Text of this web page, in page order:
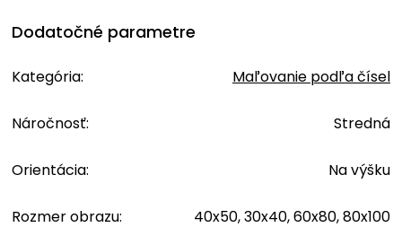
Dodatočné parametre
Kategória: Maľovanie podľa čísel
Náročnosť: Stredná
Orientácia: Na výšku
Rozmer obrazu: 40x50, 30x40, 60x80, 80x100